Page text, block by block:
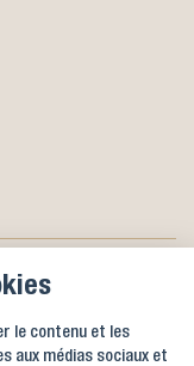
parc clôturé de huit
d'hôtes, le Domaine
le contenu et les
aux médias sociaux et